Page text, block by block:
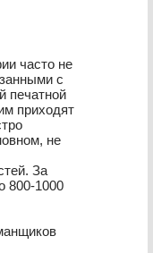
часто не
с
печатной
приходят
не
За
800-1000